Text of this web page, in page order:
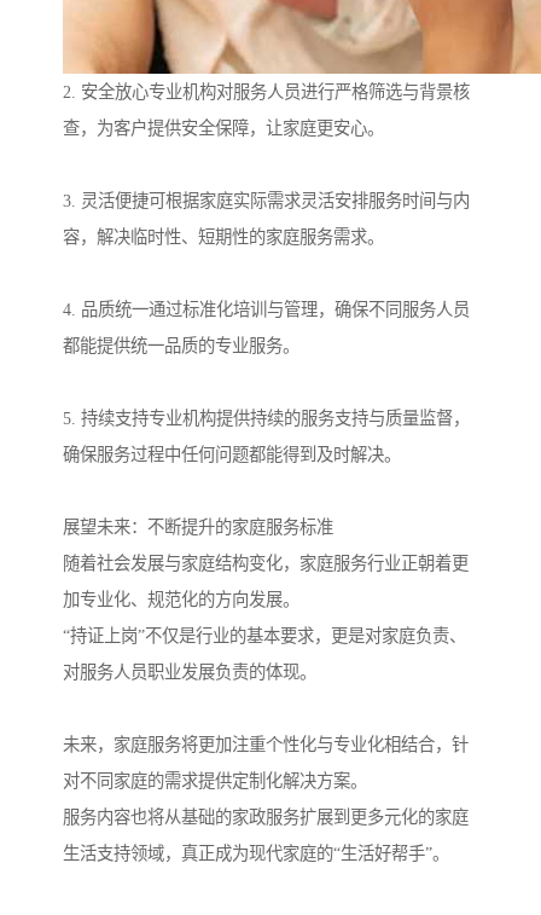
2. 安全放心专业机构对服务人员进行严格筛选与背景核
查，为客户提供安全保障，让家庭更安心。
3. 灵活便捷可根据家庭实际需求灵活安排服务时间与内
容，解决临时性、短期性的家庭服务需求。
4. 品质统一通过标准化培训与管理，确保不同服务人员
都能提供统一品质的专业服务。
5. 持续支持专业机构提供持续的服务支持与质量监督，
确保服务过程中任何问题都能得到及时解决。
展望未来：不断提升的家庭服务标准
随着社会发展与家庭结构变化，家庭服务行业正朝着更
加专业化、规范化的方向发展。
“持证上岗”不仅是行业的基本要求，更是对家庭负责、
对服务人员职业发展负责的体现。
未来，家庭服务将更加注重个性化与专业化相结合，针
对不同家庭的需求提供定制化解决方案。
服务内容也将从基础的家政服务扩展到更多元化的家庭
生活支持领域，真正成为现代家庭的“生活好帮手”。